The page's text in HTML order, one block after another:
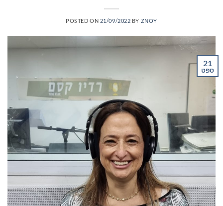
POSTED ON 21/09/2022 BY ZNOY
21
ספט